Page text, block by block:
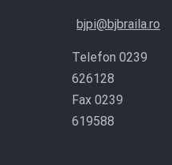
bjpi@bjbraila.ro
Telefon 0239
626128
Fax 0239
619588